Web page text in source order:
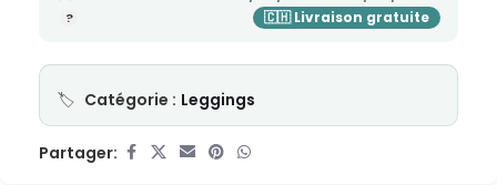
Catégorie : Leggings
Partager: